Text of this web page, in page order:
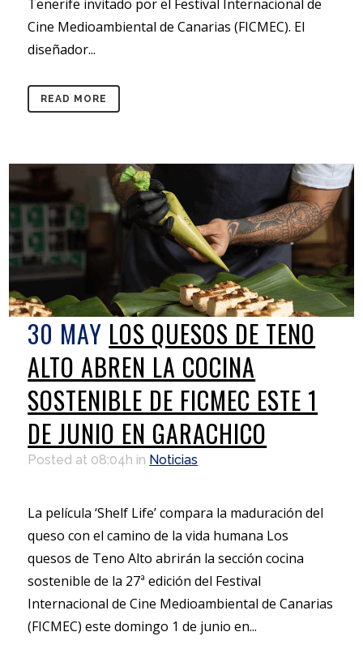
Tenerife invitado por el Festival Internacional de
Cine Medioambiental de Canarias (FICMEC). El
diseñador...
READ MORE
30 MAY LOS QUESOS DE TENO
ALTO ABREN LA COCINA
SOSTENIBLE DE FICMEC ESTE 1
DE JUNIO EN GARACHICO
Posted at 08:04h in Noticias
La película ‘Shelf Life’ compara la maduración del
queso con el camino de la vida humana Los
quesos de Teno Alto abrirán la sección cocina
sostenible de la 27ª edición del Festival
Internacional de Cine Medioambiental de Canarias
(FICMEC) este domingo 1 de junio en...